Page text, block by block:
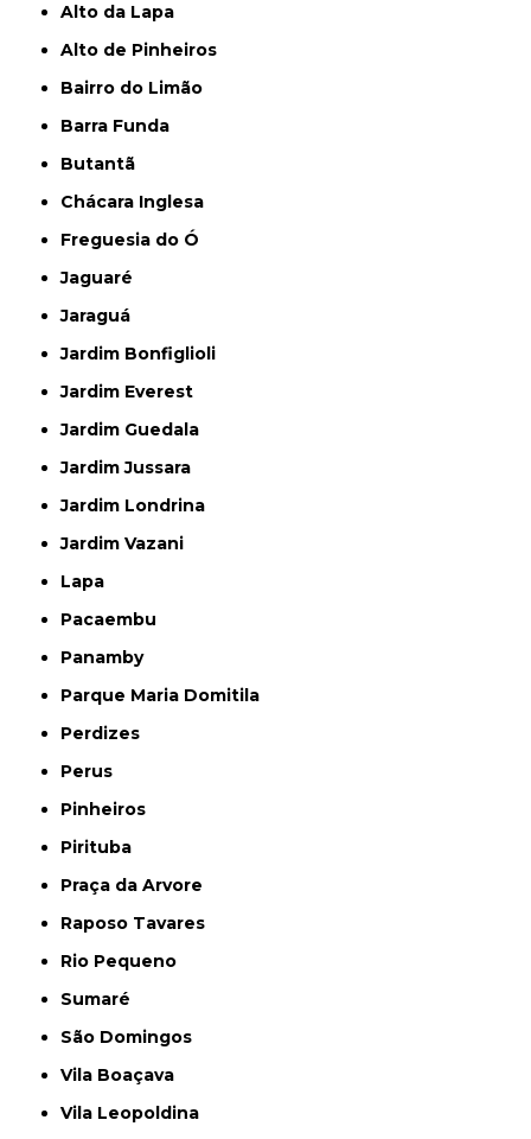
Alto da Lapa
Alto de Pinheiros
Bairro do Limão
Barra Funda
Butantã
Chácara Inglesa
Freguesia do Ó
Jaguaré
Jaraguá
Jardim Bonfiglioli
Jardim Everest
Jardim Guedala
Jardim Jussara
Jardim Londrina
Jardim Vazani
Lapa
Pacaembu
Panamby
Parque Maria Domitila
Perdizes
Perus
Pinheiros
Pirituba
Praça da Arvore
Raposo Tavares
Rio Pequeno
Sumaré
São Domingos
Vila Boaçava
Vila Leopoldina